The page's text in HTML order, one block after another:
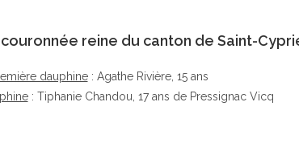
couronnée reine du canton de Saint-
dauphine: Agathe Rivière, 15 ans
: Tiphanie Chandou, 17 ans de Pressignac Vicq